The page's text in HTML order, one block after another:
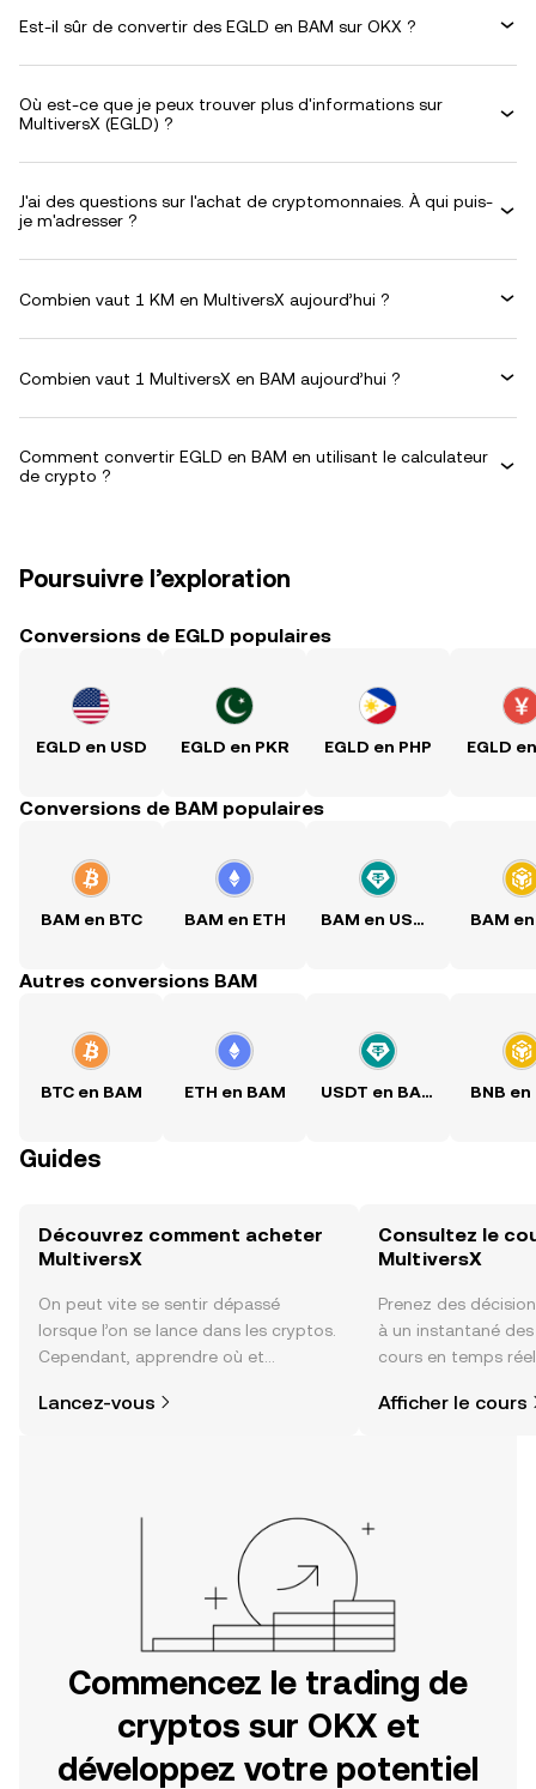
Est-il sûr de convertir des EGLD en BAM sur OKX ?
Où est-ce que je peux trouver plus d'informations sur
MultiversX (EGLD) ?
J'ai des questions sur l'achat de cryptomonnaies. À qui puis-
je m'adresser ?
Combien vaut 1 KM en MultiversX aujourd’hui ?
Combien vaut 1 MultiversX en BAM aujourd’hui ?
Comment convertir EGLD en BAM en utilisant le calculateur
de crypto ?
Poursuivre l’exploration
Conversions de EGLD populaires
EGLD en USD EGLD en PKR EGLD en PHP EGLD
Conversions de BAM populaires
BAM en BTC BAM en ETH BAM en USDT BAM
Autres conversions BAM
BTC en BAM ETH en BAM USDT en BAM BNB en
Guides
Découvrez comment acheter
MultiversX
On peut vite se sentir dépassé
lorsque l’on se lance dans les cryptos.
Cependant, apprendre où et
plus simple que vous ne l’imaginez.
Lancez-vous
Consultez le
MultiversX
Prenez des
à un instantané
cours en temps
actualités et bien
Afficher le cours
Commencez le trading de
cryptos sur OKX et
développez votre potentiel